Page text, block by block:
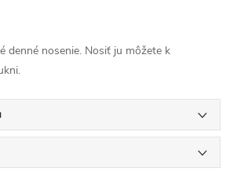
denné nosenie. Nosiť ju môžete k